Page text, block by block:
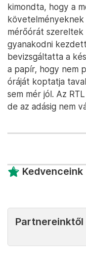
kimondta, hogy a
követelményeknek
mérőórát
gyanakodni
bevizsgáltatta a
a papír, hogy nem
óráját koptatja
sem mér jól. Az
de az adásig nem
Kedvenceink
Partnereinktől